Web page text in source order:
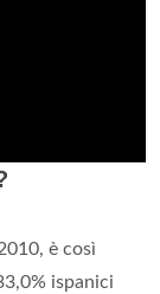
è così
ispanici